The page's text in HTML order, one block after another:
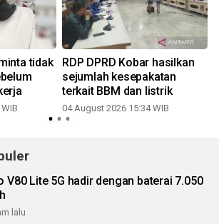
tidak
RDP DPRD Kobar hasilkan
sejumlah kesepakatan
terkait BBM dan listrik
04 August 2026 15:34 WIB
V80 Lite 5G hadir dengan baterai 7.050
lalu